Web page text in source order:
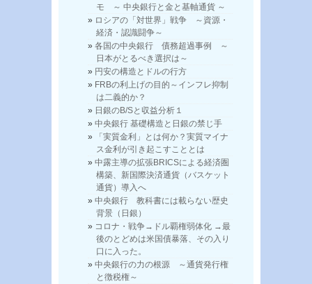
モ ～ 中央銀行と金と基軸通貨 ～
ロシアの「対世界」戦争 ～資源・
経済・認識闘争～
各国の中央銀行 債務超過事例 ～
日本がとるべき選択は～
円安の構造とドルの行方
FRBの利上げの目的～インフレ抑制
は二義的か？
日銀のB/Sと収益分析１
中央銀行 基礎構造と日銀の禁じ手
「実質金利」とは何か？実質マイナ
ス金利が引き起こすこととは
中露主導の拡張BRICSによる経済圏
構築、新国際決済通貨（バスケット
通貨）導入へ
中央銀行 教科書には載らない歴史
背景（日銀）
コロナ・戦争→ドル覇権弱体化 →最
後のとどめは米国債暴落、その入り
口に入った。
中央銀行の力の根源 ～通貨発行権
と徴税権～